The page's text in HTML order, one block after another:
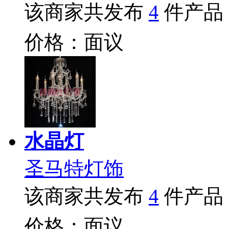
该商家共发布 4 件产品
价格：面议
水晶灯
圣马特灯饰
该商家共发布 4 件产品